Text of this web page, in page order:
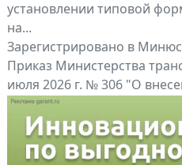
установлении типовой
на...
Зарегистрировано в
Приказ Министерства
июля 2026 г. № 306 "О
приказу Министерства
Все федеральные документы